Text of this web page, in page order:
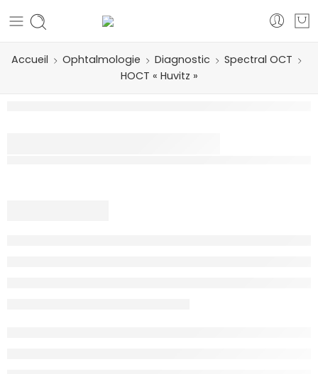
Accueil Ophtalmologie Diagnostic
Spectral OCT
HOCT « Huvitz »